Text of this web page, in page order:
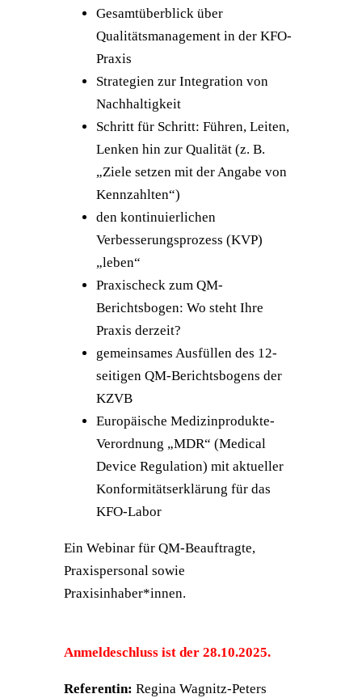
Gesamtüberblick über
Qualitätsmanagement in der KFO-
Praxis
Strategien zur Integration von
Nachhaltigkeit
Schritt für Schritt: Führen, Leiten,
Lenken hin zur Qualität (z. B.
„Ziele setzen mit der Angabe von
Kennzahlten“)
den kontinuierlichen
Verbesserungsprozess (KVP)
„leben“
Praxischeck zum QM-
Berichtsbogen: Wo steht Ihre
Praxis derzeit?
gemeinsames Ausfüllen des 12-
seitigen QM-Berichtsbogens der
KZVB
Europäische Medizinprodukte-
Verordnung „MDR“ (Medical
Device Regulation) mit aktueller
Konformitätserklärung für das
KFO-Labor
Ein Webinar für QM-Beauftragte,
Praxispersonal sowie
Praxisinhaber*innen.
Anmeldeschluss ist der 28.10.2025.
Referentin: Regina Wagnitz-Peters